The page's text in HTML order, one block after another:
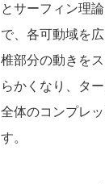
とサーフィン理
で、各可動域を
椎部分の動きを
らかくなり、タ
全体のコンプレ
す。